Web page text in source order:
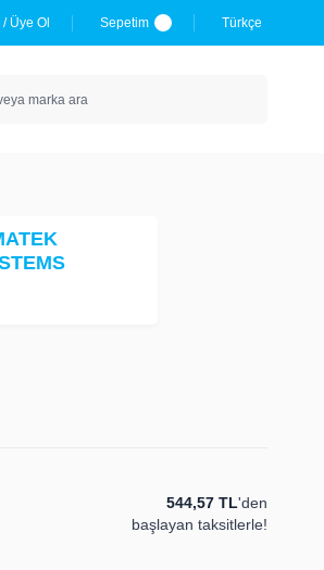
/ Üye Ol Sepetim Türkçe
544,57 TL'den
başlayan taksitlerle!